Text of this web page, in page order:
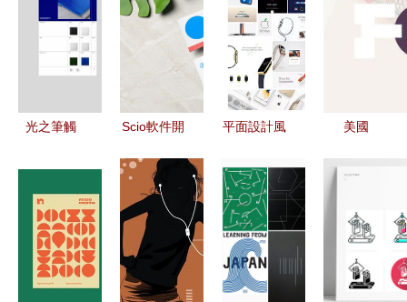
光之筆觸
中的平面設
計
Scio軟件開
設計 平面
設計的核心
與價值
平面設計風
從極簡到孟
菲斯，24類
風格的視覺
密碼與創作
指南
美國
平面設計
銷策劃的三
重維度